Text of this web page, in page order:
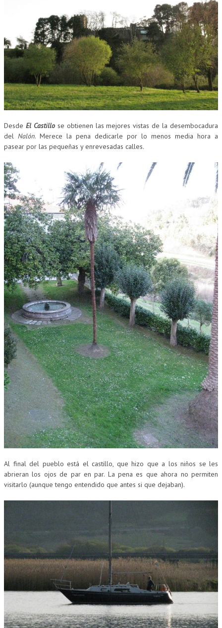
Desde El Castillose obtienen las mejores vistas de la desembocadura
del Nalón. Merece la pena dedicarle por lo menos media hora a
pasear por las pequeñas y enrevesadas calles.
Al final del pueblo está el castillo, que hizo que a los niños se les
abrieran los ojos de par en par. La pena es que ahora no permiten
visitarlo (aunque tengo entendido que antes si que dejaban).